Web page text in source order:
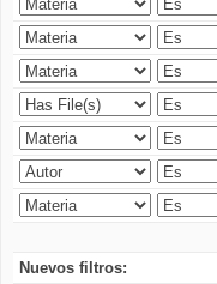
Nuevos filtros: